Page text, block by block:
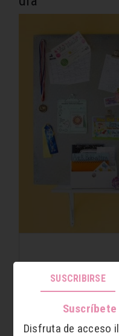
SUSCRIBIRSE
Disfruta de acceso